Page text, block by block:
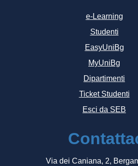
e-Learning
Studenti
EasyUniBg
MyUniBg
Dipartimenti
Ticket Studenti
Esci da SEB
Via dei Caniana, 2,